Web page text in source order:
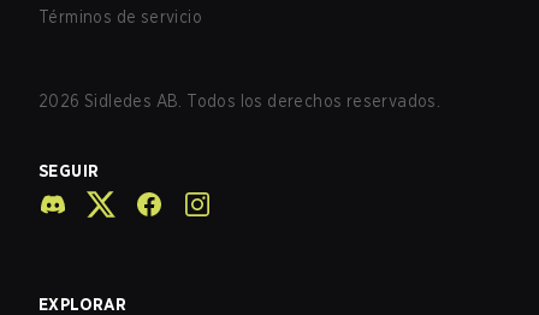
Términos de servicio
2026 Sidledes AB. Todos los derechos reservados.
SEGUIR
EXPLORAR